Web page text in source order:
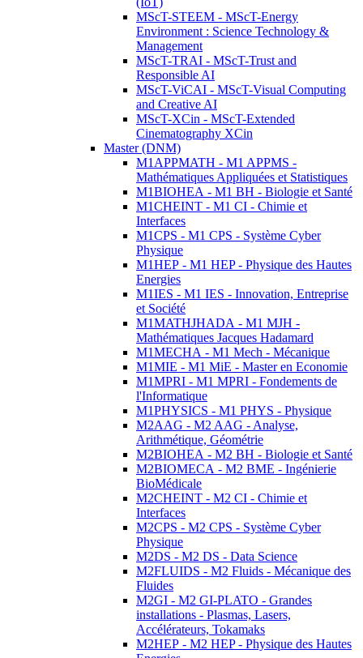
MScT-STEEM - MScT-Energy
Environment : Science Technology &
Management
MScT-TRAI - MScT-Trust and
Responsible AI
MScT-ViCAI - MScT-Visual Computing
and Creative AI
MScT-XCin - MScT-Extended
Cinematography XCin
Master (DNM)
M1APPMATH - M1 APPMS -
Mathématiques Appliquées et Statistiques
M1BIOHEA - M1 BH - Biologie et Santé
M1CHEINT - M1 CI - Chimie et
Interfaces
M1CPS - M1 CPS - Système Cyber
Physique
M1HEP - M1 HEP - Physique des Hautes
Energies
M1IES - M1 IES - Innovation, Entreprise
et Société
M1MATHJHADA - M1 MJH -
Mathématiques Jacques Hadamard
M1MECHA - M1 Mech - Mécanique
M1MIE - M1 MiE - Master en Economie
M1MPRI - M1 MPRI - Fondements de
l'Informatique
M1PHYSICS - M1 PHYS - Physique
M2AAG - M2 AAG - Analyse,
Arithmétique, Géométrie
M2BIOHEA - M2 BH - Biologie et Santé
M2BIOMECA - M2 BME - Ingénierie
BioMédicale
M2CHEINT - M2 CI - Chimie et
Interfaces
M2CPS - M2 CPS - Système Cyber
Physique
M2DS - M2 DS - Data Science
M2FLUIDS - M2 Fluids - Mécanique des
Fluides
M2GI - M2 GI-PLATO - Grandes
installations - Plasmas, Lasers,
Accélérateurs, Tokamaks
M2HEP - M2 HEP - Physique des Hautes